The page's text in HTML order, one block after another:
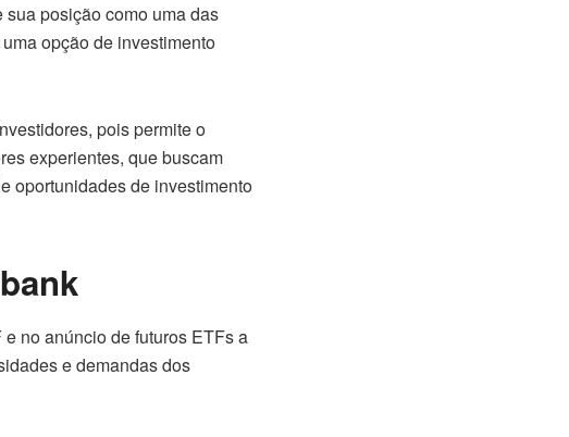
posição como uma das
opção de investimento
pois permite o
experientes, que buscam
oportunidades de investimento
no anúncio de futuros ETFs a
e demandas dos